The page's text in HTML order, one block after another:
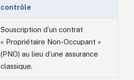
contrôle
Souscription d’un contrat
« Propriétaire Non-Occupant »
(PNO) au lieu d’une assurance
classique.